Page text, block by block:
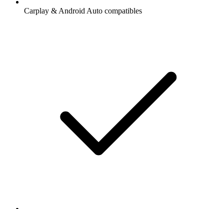
Carplay & Android Auto compatibles